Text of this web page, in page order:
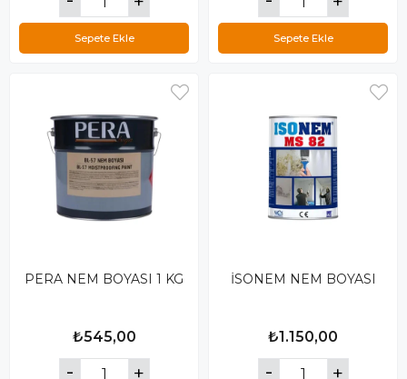
Sepete Ekle Sepete Ekle
PERA NEM BOYASI 1 KG
₺545,00
İSONEM NEM BOYASI
₺1.150,00